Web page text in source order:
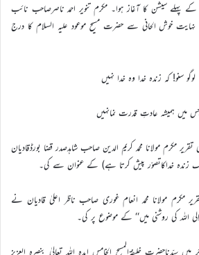
پہلے سیشن کا آغاز ہوا۔ مکرم تنویر احمد ناصرصاحب نائب
خوش الحانی سے حضرت مسیح موعود علیہ السلام کا درج
لوگو سنو! کہ زندہ خدا وہ خدا نہیں
میں ہمیشہ عادتِ قدرت نمانہیں
مکرم مولانا محمد کریم الدین صاحب شاہدصدر قضا بورڈقادیان
زندہ خداکاتصوّر پیش کرتا ہے) کے عنوان سے کی۔
مولانا محمد انعام غوری صاحب ناظر اعلیٰ قادیان نے
کی روشنی میں‘‘ کے موضوع پر کی۔
خلیفۃالمسیح الخامس ایدہ اللہ تعالیٰ بنصرہ العزیز